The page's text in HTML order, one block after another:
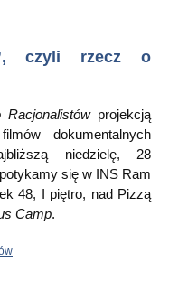
czyli rzecz o
Racjonalistówprojekcją
dokumentalnych
niedzielę, 28
się w INS Ram
48, I piętro, nad Pizzą
Camp.